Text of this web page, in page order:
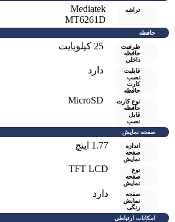
تراشه
Mediatek
MT6261D
حافظه
ظرفیت
حافظه
داخلی
25 کیلوبایت
قابلیت
نصب
کارت
حافظه
دارد
نوع کارت
حافظه
قابل
نصب
MicroSD
صفحه نمایش
اندازه
صفحه
نمایش
1.77 اینچ
نوع
صفحه
نمایش
TFT LCD
صفحه
نمايش
رنگی
دارد
امکانات ارتباطی